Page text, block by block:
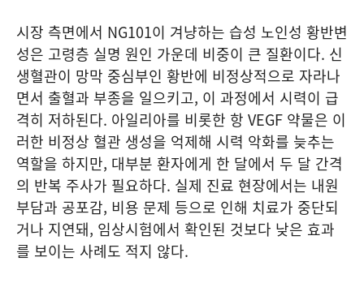
시장 측면에서 NG101이 겨냥하는 습성 노인성 황반변
성은 고령층 실명 원인 가운데 비중이 큰 질환이다. 신
생혈관이 망막 중심부인 황반에 비정상적으로 자라나
면서 출혈과 부종을 일으키고, 이 과정에서 시력이 급
격히 저하된다. 아일리아를 비롯한 항 VEGF 약물은 이
러한 비정상 혈관 생성을 억제해 시력 악화를 늦추는
역할을 하지만, 대부분 환자에게 한 달에서 두 달 간격
의 반복 주사가 필요하다. 실제 진료 현장에서는 내원
부담과 공포감, 비용 문제 등으로 인해 치료가 중단되
거나 지연돼, 임상시험에서 확인된 것보다 낮은 효과
를 보이는 사례도 적지 않다.